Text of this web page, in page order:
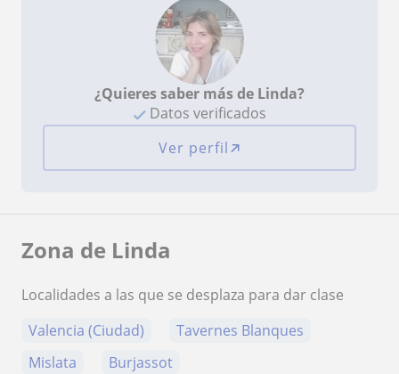
¿Quieres saber más de Linda?
Datos verificados
Ver perfil
Zona de Linda
Localidades a las que se desplaza para dar clase
Valencia (Ciudad)
Tavernes Blanques
Mislata
Burjassot